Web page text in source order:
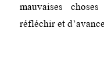
mauvaises
réfléchir et